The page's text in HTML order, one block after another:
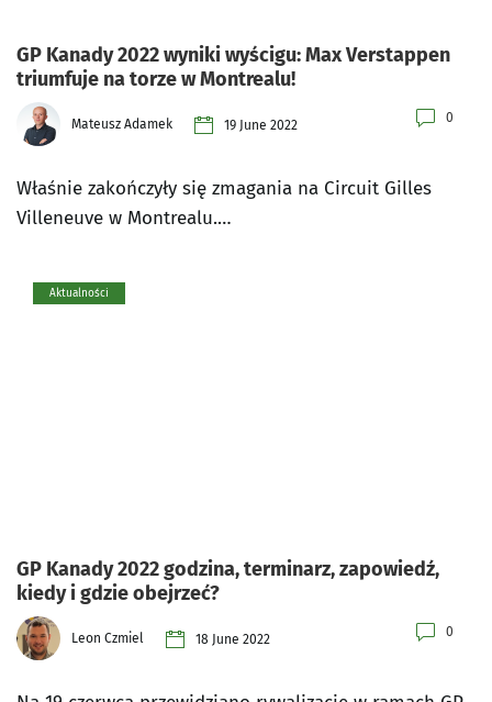
GP Kanady 2022 wyniki wyścigu: Max Verstappen
triumfuje na torze w Montrealu!
Mateusz Adamek 19 June 2022 0
Właśnie zakończyły się zmagania na Circuit Gilles
Villeneuve w Montrealu.…
Aktualności
GP Kanady 2022 godzina, terminarz, zapowiedź,
kiedy i gdzie obejrzeć?
Leon Czmiel 18 June 2022 0